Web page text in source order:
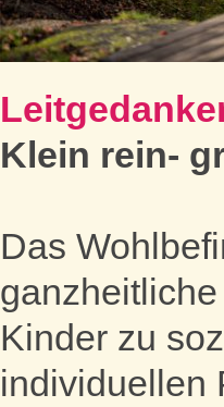
Klein rein-
Das
Kinder zu
individuellen